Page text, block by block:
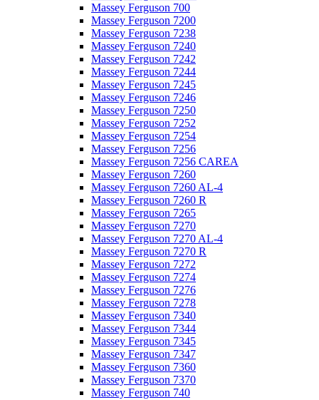
Massey Ferguson 700
Massey Ferguson 7200
Massey Ferguson 7238
Massey Ferguson 7240
Massey Ferguson 7242
Massey Ferguson 7244
Massey Ferguson 7245
Massey Ferguson 7246
Massey Ferguson 7250
Massey Ferguson 7252
Massey Ferguson 7254
Massey Ferguson 7256
Massey Ferguson 7256 CAREA
Massey Ferguson 7260
Massey Ferguson 7260 AL-4
Massey Ferguson 7260 R
Massey Ferguson 7265
Massey Ferguson 7270
Massey Ferguson 7270 AL-4
Massey Ferguson 7270 R
Massey Ferguson 7272
Massey Ferguson 7274
Massey Ferguson 7276
Massey Ferguson 7278
Massey Ferguson 7340
Massey Ferguson 7344
Massey Ferguson 7345
Massey Ferguson 7347
Massey Ferguson 7360
Massey Ferguson 7370
Massey Ferguson 740